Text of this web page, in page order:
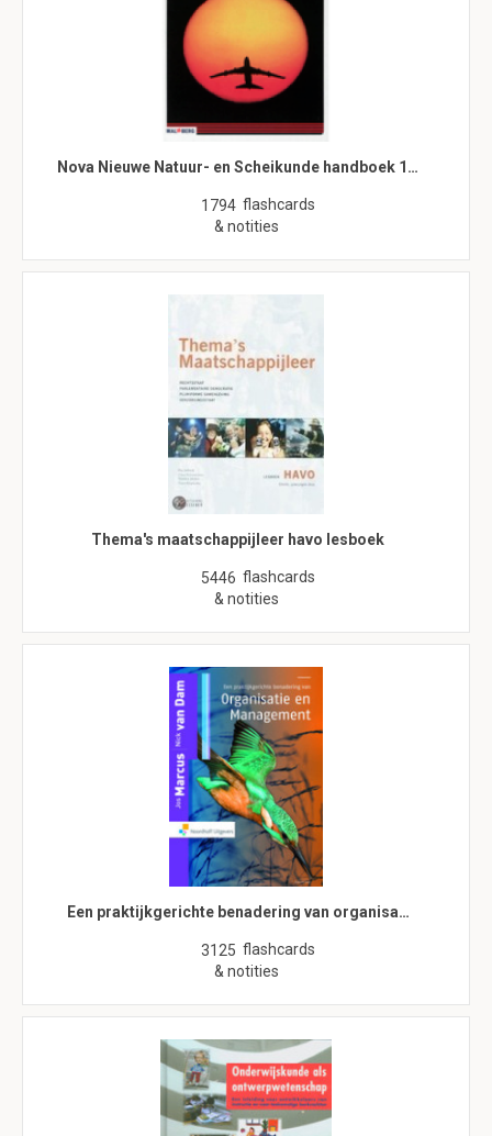
Nova Nieuwe Natuur- en Scheikunde handboek 1…
1794 flashcards
& notities
Thema's maatschappijleer havo lesboek
5446 flashcards
& notities
Een praktijkgerichte benadering van organisa…
3125 flashcards
& notities